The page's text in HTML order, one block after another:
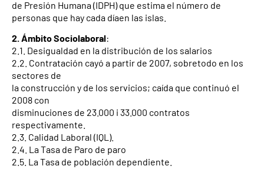
de Presión Humana (IDPH) que estima el número de
personas que hay cada díaen las islas.
2.Ámbito Sociolaboral:
2.1. Desigualdad en la distribución de los salarios
2.2. Contratación cayó a partir de 2007, sobretodo en los
sectores de
la construcción y de los servicios; caída que continuó el
2008 con
disminuciones de 23.000 i 33.000 contratos
respectivamente.
2.3. Calidad Laboral (IQL).
2.4. La Tasa de Paro de paro
2.5. La Tasa de población dependiente.